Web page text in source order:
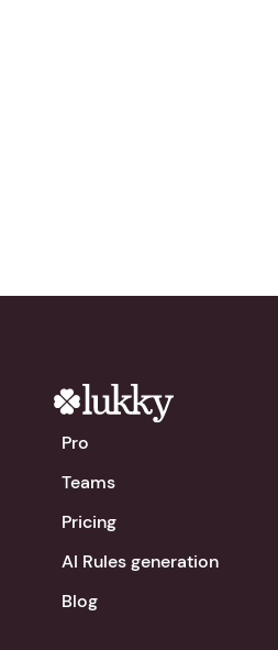
Pro
Teams
Pricing
AI Rules generation
Blog